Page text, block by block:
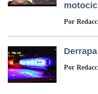
Por
Por